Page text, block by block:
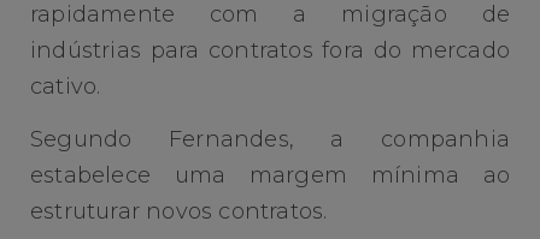
rapidamente com a migração de
indústrias para contratos fora do mercado
cativo.
Segundo Fernandes, a companhia
estabelece uma margem mínima ao
estruturar novos contratos.